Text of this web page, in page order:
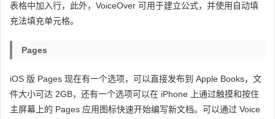
表格中加入行，此外，VoiceOver 可用于建立公式，并使用自动填
充法填充单元格。
Pages
iOS 版 Pages 现在有一个选项，可以直接发布到 Apple Books，文
件大小可达 2GB，还有一个选项可以在 iPhone 上通过触摸和按住
主屏幕上的 Pages 应用图标快速开始编写新文档。可以通过 Voice